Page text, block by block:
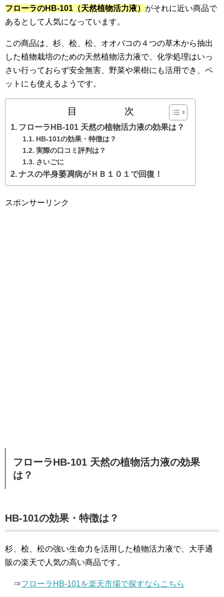
フローラのHB-101（天然植物活力液） がそれに近い商品で
あるとして人気になっています。
この商品は、杉、桧、松、オオバコの４つの草木から抽出
した植物栽培のための天然植物活力液で、化学処理はいっ
さい行っておらず安全無害、野菜や果樹にも活用でき、ペ
ットにも使えるようです。
目 次
フローラHB-101 天然の植物活力液の効果は？
HB-101の効果・特徴は？
実際の口コミ評判は？
さいごに
ナスの半身萎凋病がＨＢ１０１で回復！
スポンサーリンク
フローラHB-101 天然の植物活力液の効果
は？
HB-101の効果・特徴は？
杉、桧、松の強い生命力を活用した植物活力液で、大手通
販の楽天で人気の高い商品です。
⇒フローラHB-101を楽天市場で探すならこちら